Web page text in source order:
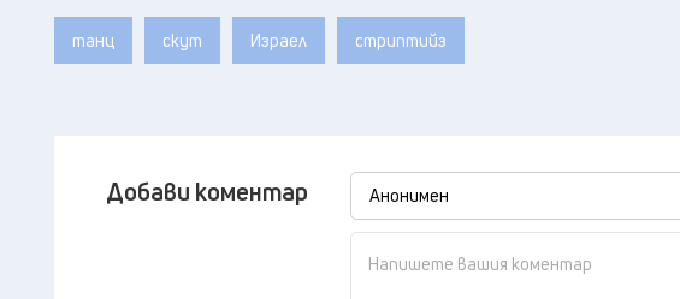
танц скут Израел стриптийз
Добави коментар